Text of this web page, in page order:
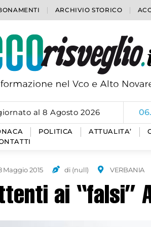
ARCHIVIO STORICO
al 8 Agosto 2026
POLITICA ATTUALITA’
Maggio 2015 di (null) VERBANIA
ai “falsi”